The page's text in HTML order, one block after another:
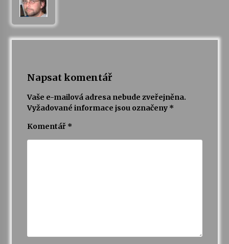
Napsat komentář
Vaše e-mailová adresa nebude zveřejněna.
Vyžadované informace jsou označeny *
Komentář *